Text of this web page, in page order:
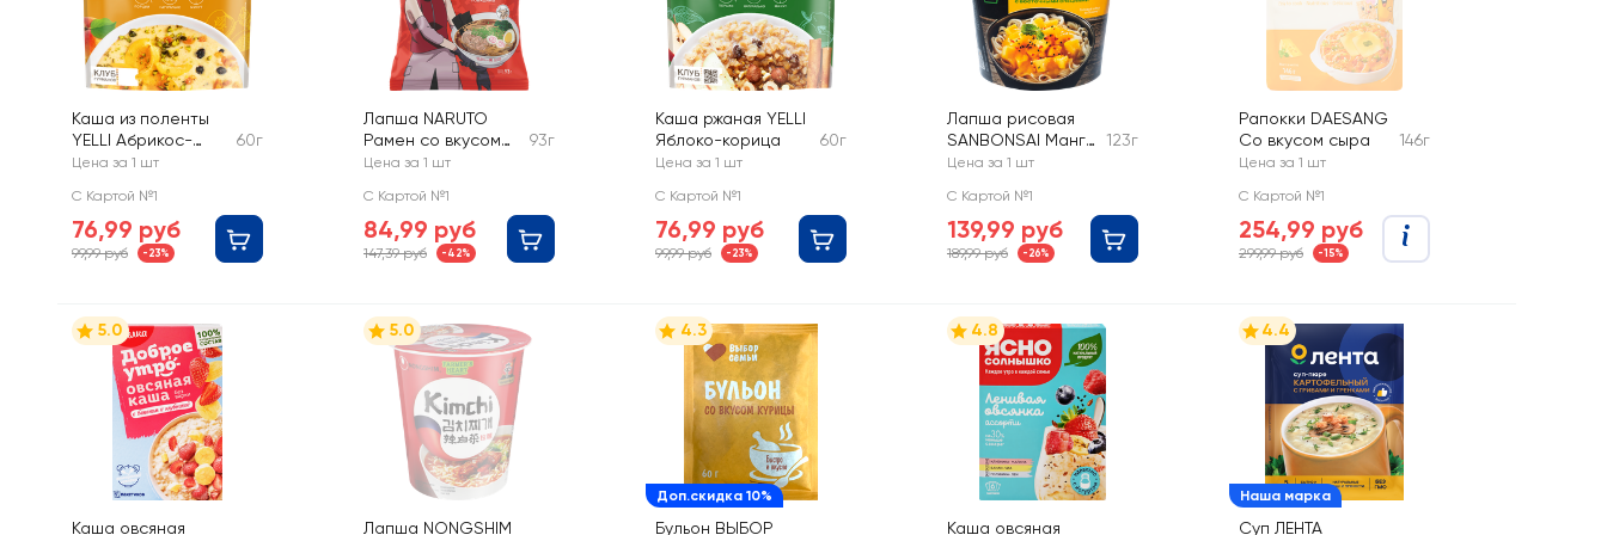
Каша из поленты
YELLI Абрикос-
арония
60г
Цена за 1 шт
С Картой №1
76,99 руб
99,99 руб -23%
Лапша NARUTO
Рамен со вкусом
говядины
93г
Цена за 1 шт
С Картой №1
84,99 руб
147,39 руб -42%
Каша ржаная YELLI
Яблоко-корица
60г
Цена за 1 шт
С Картой №1
76,99 руб
99,99 руб -23%
Лапша рисовая
SANBONSAI Манго
Чатни, с
специями
123г
Цена за 1 шт
С Картой №1
139,99 руб
189,99 руб -26%
Рапокки DAESANG
Со вкусом сыра
146г
Цена за 1 шт
С Картой №1
254,99 руб
299,99 руб -15%
5.0
Каша овсяная
5.0
Лапша NONGSHIM
Доп.скидка 10%
4.3
Бульон ВЫБОР
4.8
Каша овсяная
Наша марка
4.4
Суп ЛЕНТА